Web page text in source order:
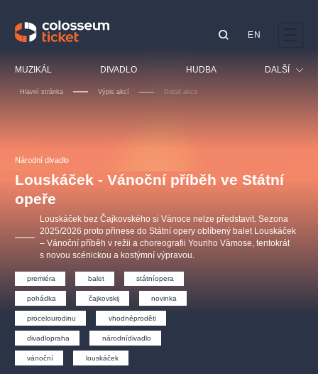
MUZIKÁL DIVADLO HUDBA DALŠÍ
Prohlídky
Ostatní
EN
Hlavní stránka Výpis akcí Detail akce
Národní divadlo
Louskáček - Vánoční příběh ve Státní
opeře
Louskáček bez Čajkovského si Vánoce nelze představit. Sezona
2025/2026 proto přinese do Státní opery oblíbený balet Louskáček
– Vánoční příběh v režii a choreografii Youriho Vàmose, tentokrát
s novou scénickou a kostýmní výpravou.
premiéra balet státníopera
pohádka čajkovskij novinka
procelourodinu vhodnéproděti
divadlopraha národnídivadlo
vánoční louskáček
OBYČEJNÁ HOLKA
Agentura 44, s.r.o.
s.r.o.
Ostatní hledají
Nejnavštěvovanější
muzikálypraha divadlopraha
filmováhudba státníopera